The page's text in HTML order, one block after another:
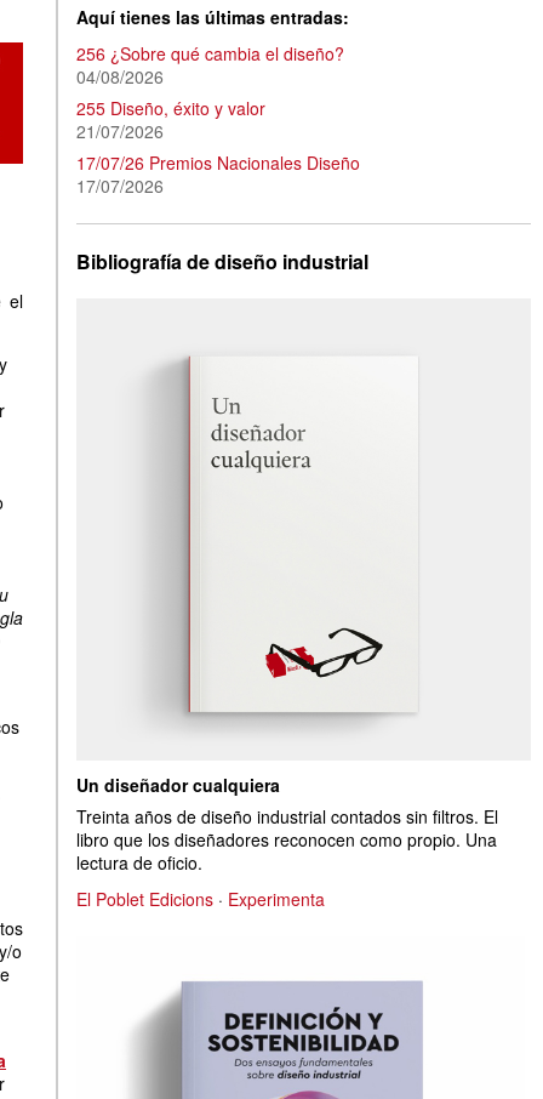
el
o
Aquí tienes las últimas entradas:
256 ¿Sobre qué cambia el diseño?
04/08/2026
255 Diseño, éxito y valor
21/07/2026
17/07/26 Premios Nacionales Diseño
17/07/2026
Bibliografía de diseño industrial
Un diseñador cualquiera
Treinta años de diseño industrial contados sin filtros. El
libro que los diseñadores reconocen como propio. Una
lectura de oficio.
El Poblet Edicions · Experimenta